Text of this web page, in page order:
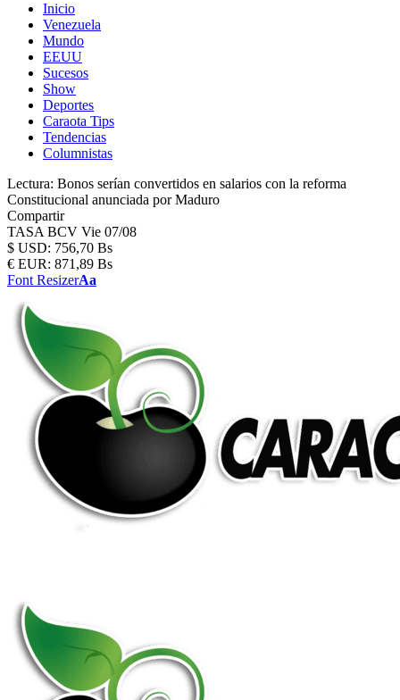
Inicio
Venezuela
Mundo
EEUU
Sucesos
Show
Deportes
Caraota Tips
Tendencias
Columnistas
Lectura: Bonos serían convertidos en salarios con la reforma
Constitucional anunciada por Maduro
Compartir
TASA BCV Vie 07/08
$ USD: 756,70 Bs
€ EUR: 871,89 Bs
Font ResizerAa